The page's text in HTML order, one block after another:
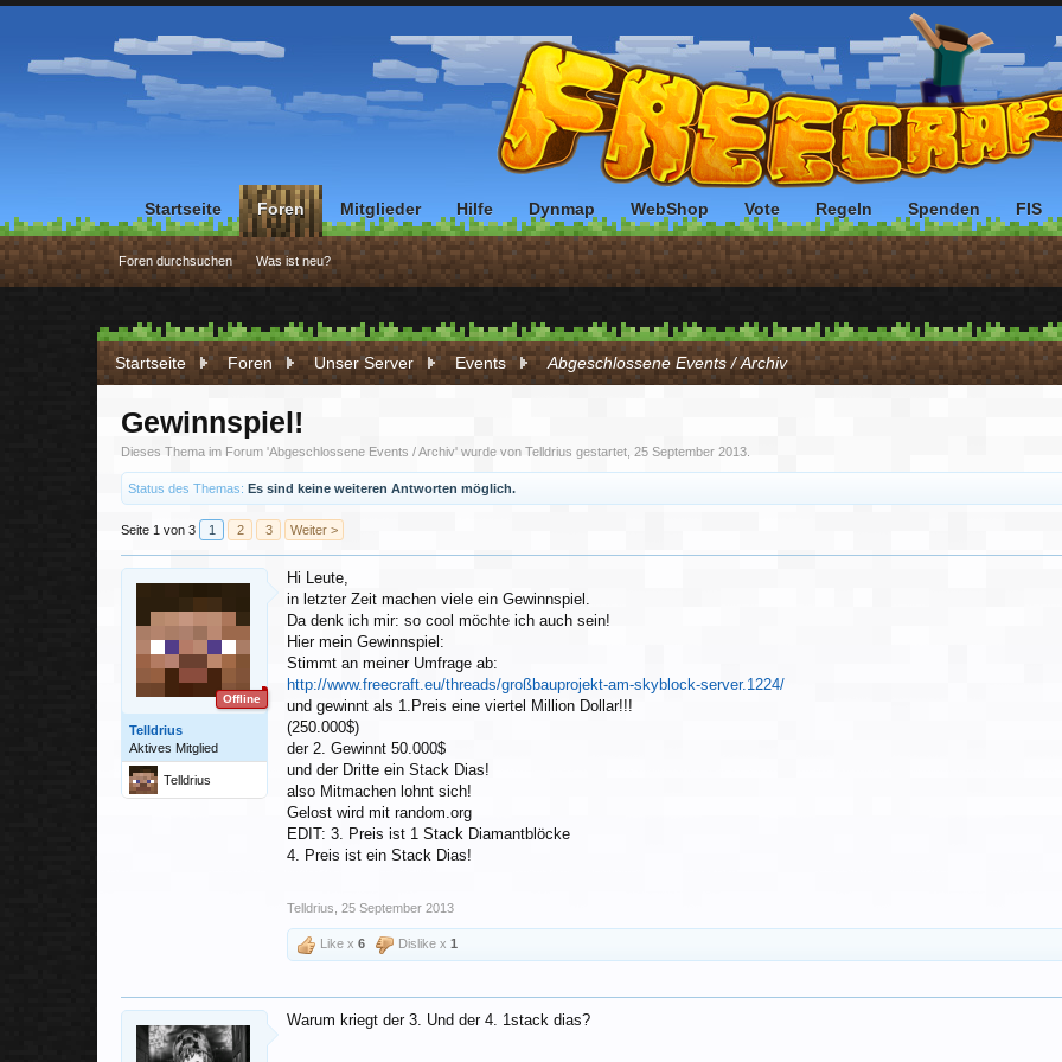
Startseite Foren Unser Server Events Abgeschlossene Events / Archiv
Gewinnspiel!
Dieses Thema im Forum 'Abgeschlossene Events / Archiv' wurde von Telldrius gestartet, 25 September 2013
Status des Themas: Es sind keine weiteren Antworten möglich.
Seite 1 von 3 1 2 3 Weiter >
Offline
Telldrius
Aktives Mitglied
Telldrius
Hi Leute,
in letzter Zeit machen viele ein Gewinnspiel.
Da denk ich mir: so cool möchte ich auch sein!
Hier mein Gewinnspiel:
Stimmt an meiner Umfrage ab:
http://www.freecraft.eu/threads/großbauprojekt-am-skyblock-server.1224/
und gewinnt als 1.Preis eine viertel Million Dollar!!!
(250.000$)
der 2. Gewinnt 50.000$
und der Dritte ein Stack Dias!
also Mitmachen lohnt sich!
Gelost wird mit random.org
EDIT: 3. Preis ist 1 Stack Diamantblöcke
4. Preis ist ein Stack Dias!
Telldrius 25 September 2013
Like x 6 Dislike x 1
Warum kriegt der 3. Und der 4. 1stack dias?
Startseite Foren
Foren durchsuchen Was ist neu?
Mitglieder Hilfe Dynmap WebShop Vote Regeln Spenden FIS